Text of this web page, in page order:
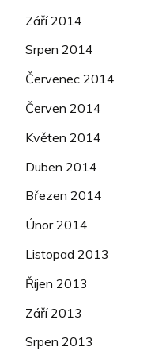
Září 2014
Srpen 2014
Červenec 2014
Červen 2014
Květen 2014
Duben 2014
Březen 2014
Únor 2014
Listopad 2013
Říjen 2013
Září 2013
Srpen 2013